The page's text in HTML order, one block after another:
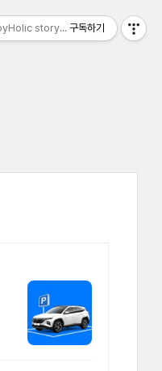
story...구독하기